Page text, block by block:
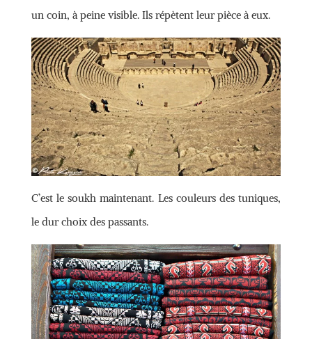
un coin, à peine visible. Ils répètent leur pièce à eux.
C’est le soukh maintenant. Les couleurs des tuniques,
le dur choix des passants.